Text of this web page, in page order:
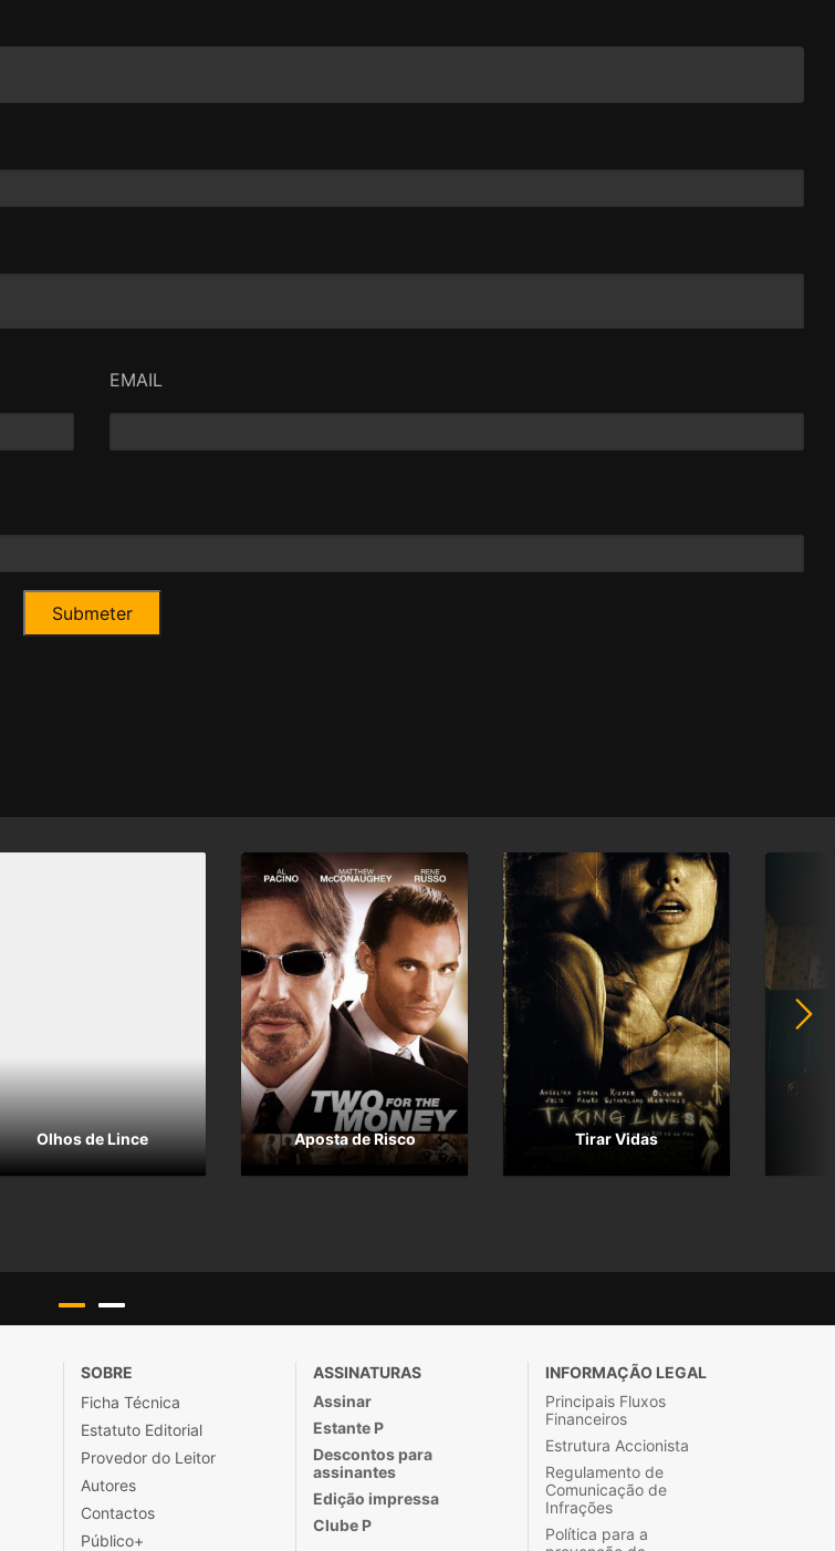
EMAIL
Olhos de Lince Aposta de Risco Tirar Vidas
SOBRE
Ficha Técnica
Estatuto Editorial
Provedor do Leitor
Autores
Contactos
Público+
ASSINATURAS
Assinar
Estante P
Descontos para
assinantes
Edição impressa
Clube P
INFORMAÇÃO LEGAL
Principais Fluxos
Financeiros
Estrutura Accionista
Regulamento de
Comunicação de
Infrações
Política para a